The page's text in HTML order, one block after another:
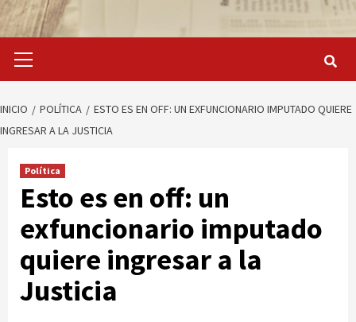
primario
INICIO POLÍTICA
ESTO ES EN OFF: UN EXFUNCIONARIO IMPUTADO QUIERE
INGRESAR A LA JUSTICIA
Política
Esto es en off: un
exfuncionario imputado
quiere ingresar a la
Justicia